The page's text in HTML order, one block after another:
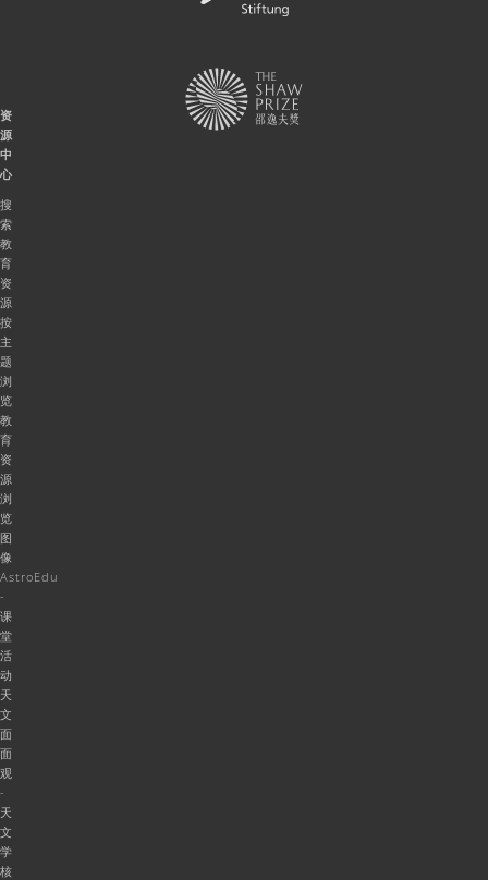
资
源
中
心
搜
索
教
育
资
源
按
主
题
浏
览
教
育
资
源
浏
览
图
像
AstroEdu
-
课
堂
活
动
天
文
面
面
观
-
天
文
学
核